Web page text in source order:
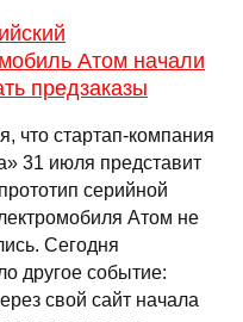
Атом начали
предзаказы
что стартап-компания
31 июля представит
серийной
Атом не
Сегодня
другое событие:
свой сайт начала